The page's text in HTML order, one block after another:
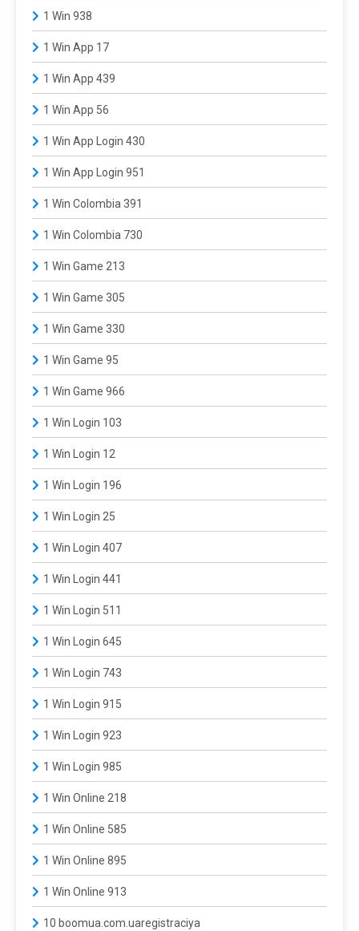
1 Win 938
1 Win App 17
1 Win App 439
1 Win App 56
1 Win App Login 430
1 Win App Login 951
1 Win Colombia 391
1 Win Colombia 730
1 Win Game 213
1 Win Game 305
1 Win Game 330
1 Win Game 95
1 Win Game 966
1 Win Login 103
1 Win Login 12
1 Win Login 196
1 Win Login 25
1 Win Login 407
1 Win Login 441
1 Win Login 511
1 Win Login 645
1 Win Login 743
1 Win Login 915
1 Win Login 923
1 Win Login 985
1 Win Online 218
1 Win Online 585
1 Win Online 895
1 Win Online 913
10 boomua.com.uaregistraciya